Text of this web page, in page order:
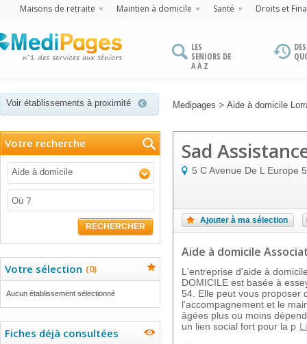
Maisons de retraite Maintien à domicile Santé Droits et
LES
SENIORS DE
A À Z
Voir établissements à proximité Medipages > Aide à domicile
Votre recherche
Aide à domicile
RECHERCHER
Votre sélection (0)
Aucun établissement sélectionné
Fiches déjà consultées
Sad
5 C Avenue De L Europe
Ajouter à ma sélection
Aide à domicile
L'entreprise d'aide à
DOMICILE est basée à
54. Elle peut vous proposer
l'accompagnement et le
âgées plus ou moins
un lien social fort pour la p